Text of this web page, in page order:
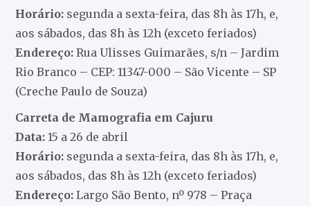
Horário: segunda a sexta-feira, das 8h às 17h, e,
aos sábados, das 8h às 12h (exceto feriados)
Endereço: Rua Ulisses Guimarães, s/n – Jardim
Rio Branco – CEP: 11347-000 – São Vicente – SP
(Creche Paulo de Souza)
Carreta de Mamografia em Cajuru
Data: 15 a 26 de abril
Horário: segunda a sexta-feira, das 8h às 17h, e,
aos sábados, das 8h às 12h (exceto feriados)
Endereço: Largo São Bento, nº 978 – Praça